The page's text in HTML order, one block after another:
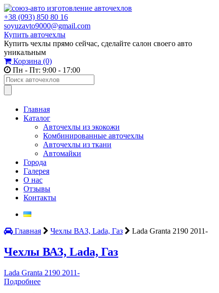
+38 (093) 850 80 16
soyuzavto9000@gmail.com
Купить авточехлы
Купить чехлы прямо сейчас, сделайте салон своего авто
уникальным
Корзина (0)
Пн - Пт: 9:00 - 17:00
Главная
Каталог
Авточехлы из экокожи
Комбинированные авточехлы
Авточехлы из ткани
Автомайки
Города
Галерея
О нас
Отзывы
Контакты
Главная Чехлы ВАЗ, Lada, Газ Lada Granta 2190 2011-
Чехлы ВАЗ, Lada, Газ
Lada Granta 2190 2011-
Подробнее